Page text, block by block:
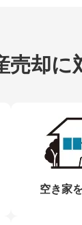
売却に
空き家